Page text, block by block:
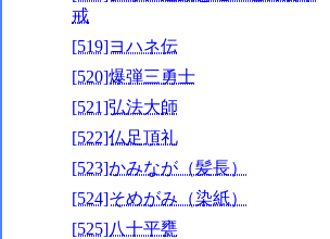
戒
[519]ヨハネ伝
[520]爆弾三勇士
[521]弘法大師
[522]仏足頂礼
[523]かみなが（髪長）
[524]そめがみ（染紙）
[525]八十平甕